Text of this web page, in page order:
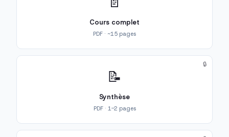
Cours complet
PDF · ~15 pages
📝
Synthèse
PDF · 1-2 pages
🔒